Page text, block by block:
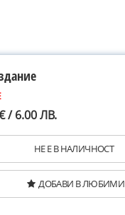
/ 6.00 ЛВ.
НЕ Е В НАЛИЧНОСТ
ДОБАВИ В ЛЮБИМИ